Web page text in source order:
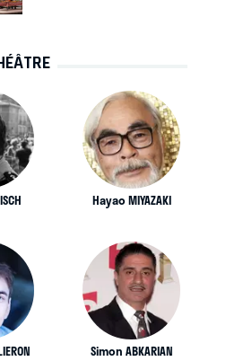
Hayao MIYAZAKI
Simon ABKARIAN